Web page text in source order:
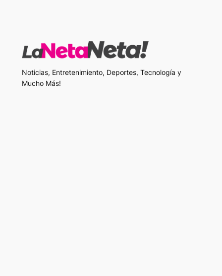
Noticias, Entretenimiento, Deportes, Tecnología y
Mucho Más!